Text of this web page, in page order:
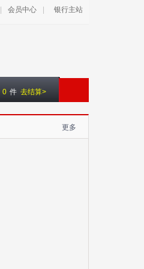
会员中心 银行主站
0 件 去结算>
更多